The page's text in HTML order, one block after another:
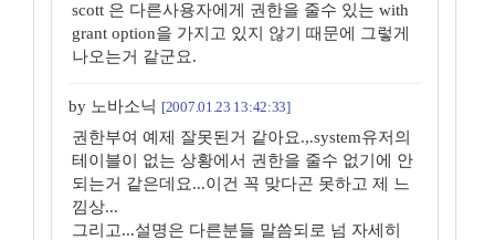
scott 은 다른사용자에게 권한을 줄수 있는 with
grant option을 가지고 있지 않기 때문에 그렇게
나오는거 같군요.
by 노바소닉 [2007.01.23 13:42:33]
권한부여 예제 잘못된거 같아요.,.system유저의
테이블이 없는 상황에서 권한을 줄수 없기에 안
되는거 같은데요...이건 꼭 맞다곤 못하고 제 느
낌상...
그리고...설명은 다른분들 말씀되로 넘 자세히